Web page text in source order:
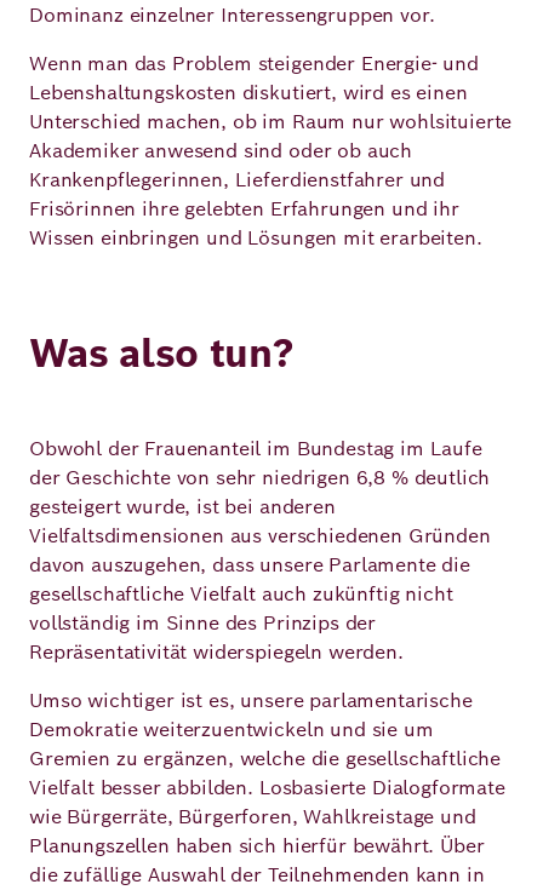
Dominanz einzelner Interessengruppen vor.
Wenn man das Problem steigender Energie- und
Lebenshaltungskosten diskutiert, wird es einen
Unterschied machen, ob im Raum nur wohlsituierte
Akademiker anwesend sind oder ob auch
Krankenpflegerinnen, Lieferdienstfahrer und
Frisörinnen ihre gelebten Erfahrungen und ihr
Wissen einbringen und Lösungen mit erarbeiten.
Was also tun?
Obwohl der Frauenanteil im Bundestag im Laufe
der Geschichte von sehr niedrigen 6,8 % deutlich
gesteigert wurde, ist bei anderen
Vielfaltsdimensionen aus verschiedenen Gründen
davon auszugehen, dass unsere Parlamente die
gesellschaftliche Vielfalt auch zukünftig nicht
vollständig im Sinne des Prinzips der
Repräsentativität widerspiegeln werden.
Umso wichtiger ist es, unsere parlamentarische
Demokratie weiterzuentwickeln und sie um
Gremien zu ergänzen, welche die gesellschaftliche
Vielfalt besser abbilden. Losbasierte Dialogformate
wie Bürgerräte, Bürgerforen, Wahlkreistage und
Planungszellen haben sich hierfür bewährt. Über
die zufällige Auswahl der Teilnehmenden kann in